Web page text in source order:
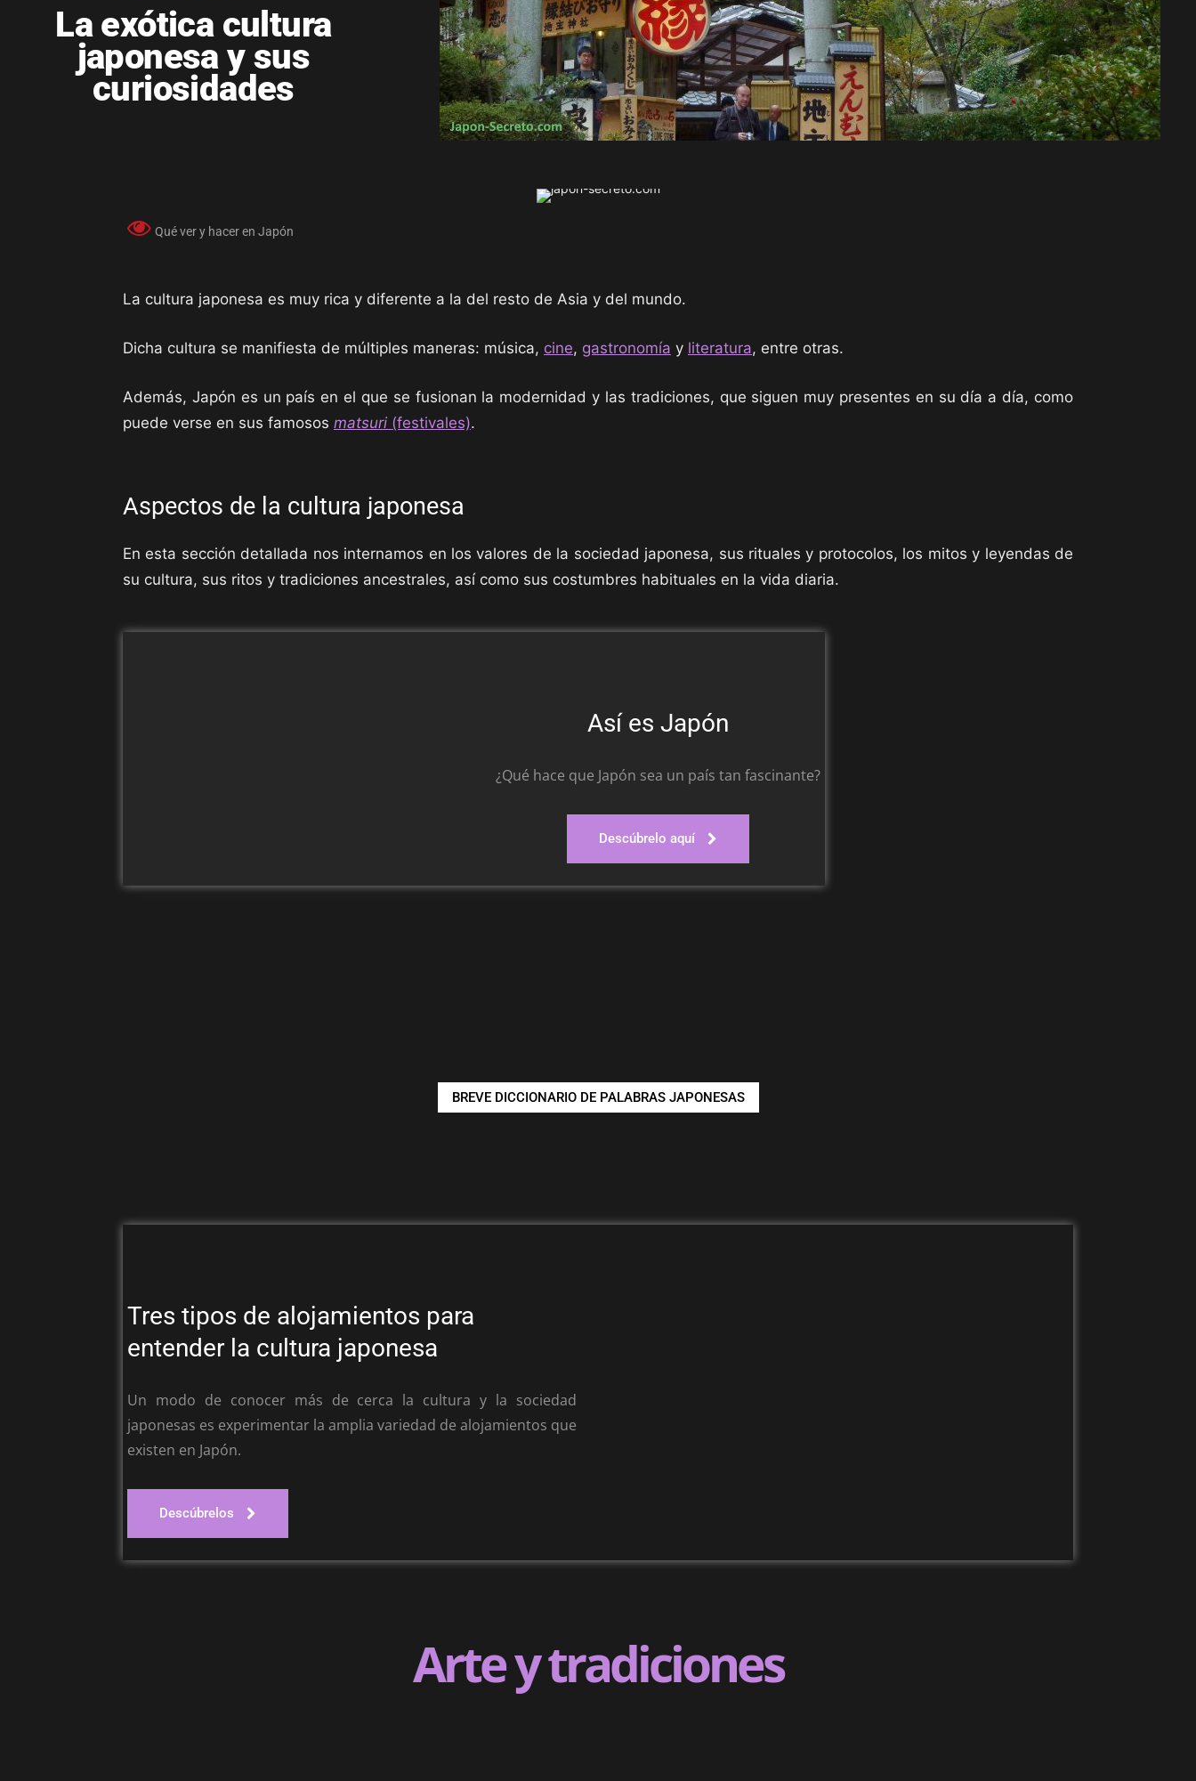
La exótica cultura
japonesa y sus
curiosidades
Qué ver y hacer en Japón
La cultura japonesa es muy rica y diferente a la del resto de Asia y del mundo.
Dicha cultura se manifiesta de múltiples maneras: música, cine, gastronomía y literatura, entre otras.
Además, Japón es un país en el que se fusionan la modernidad y las tradiciones, que siguen muy presentes en su día a día, como
puede verse en sus famosos matsuri (festivales).
Aspectos de la cultura japonesa
En esta sección detallada nos internamos en los valores de la sociedad japonesa, sus rituales y protocolos, los mitos y leyendas de
su cultura, sus ritos y tradiciones ancestrales, así como sus costumbres habituales en la vida diaria.
Así es Japón
¿Qué hace que Japón sea un país tan fascinante?
Descúbrelo aquí
BREVE DICCIONARIO DE PALABRAS JAPONESAS
Tres tipos de alojamientos para
entender la cultura japonesa
Un modo de conocer más de cerca la cultura y la sociedad
japonesas es experimentar la amplia variedad de alojamientos que
existen en Japón.
Descúbrelos
Arte y tradiciones